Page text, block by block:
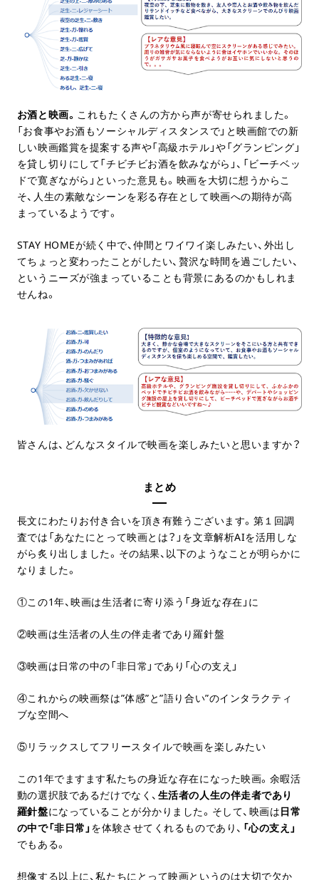
お酒と映画。 これもたくさんの方から声が寄せられました。
「お食事やお酒もソーシャルディスタンスで」と映画館での新
しい映画鑑賞を提案する声や「高級ホテル」や「グランピング」
を貸し切りにして「チビチビお酒を飲みながら」、「ビーチベッ
ドで寛ぎながら」といった意見も。映画を大切に想うからこ
そ、人生の素敵なシーンを彩る存在として映画への期待が高
まっているようです。
STAY HOMEが続く中で、仲間とワイワイ楽しみたい、外出し
てちょっと変わったことがしたい、贅沢な時間を過ごしたい、
というニーズが強まっていることも背景にあるのかもしれま
せんね。
皆さんは、どんなスタイルで映画を楽しみたいと思いますか？
まとめ
長文にわたりお付き合いを頂き有難うございます。第１回調
査では「あなたにとって映画とは？」を文章解析AIを活用しな
がら炙り出しました。その結果、以下のようなことが明らかに
なりました。
①この1年、映画は生活者に寄り添う「身近な存在」に
②映画は生活者の人生の伴走者であり羅針盤
③映画は日常の中の「非日常」であり「心の支え」
④これからの映画祭は”体感”と”語り合い”のインタラクティ
ブな空間へ
⑤リラックスしてフリースタイルで映画を楽しみたい
この1年でますます私たちの身近な存在になった映画。余暇活
動の選択肢であるだけでなく、 生活者の人生の伴走者であり
羅針盤になっていることが分かりました。そして、映画は日常
の中で「非日常」 を体験させてくれるものであり、 「心の支え」
でもある。
想像する以上に、私たちにとって映画というのは大切で欠か